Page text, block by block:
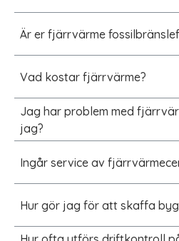
Är er fjärrvärme
Vad kostar fjärrvärme?
Jag har problem med
jag?
Ingår service av
Hur gör jag för att skaffa